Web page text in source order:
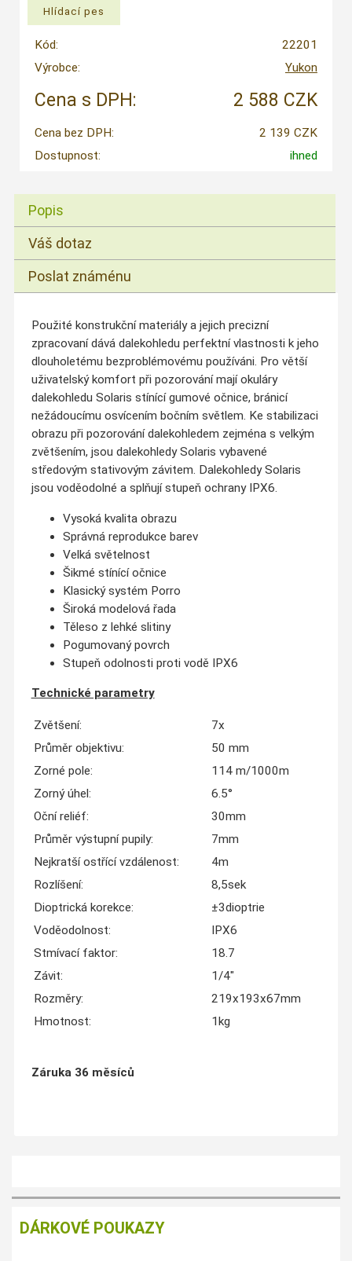
Kód:
22201
Výrobce:
Yukon
Cena s DPH: 2 588 CZK
Cena bez DPH:
2 139 CZK
Dostupnost:
ihned
Popis
Váš dotaz
Poslat známénu
Použité konstrukční materiály a jejich precizní
zpracovaní dává dalekohledu perfektní vlastnosti k jeho
dlouholetému bezproblémovému používáni. Pro větší
uživatelský komfort při pozorování mají okuláry
dalekohledu Solaris stínící gumové očnice, bránicí
nežádoucímu osvícením bočním světlem. Ke stabilizaci
obrazu při pozorování dalekohledem zejména s velkým
zvětšením, jsou dalekohledy Solaris vybavené
středovým stativovým závitem. Dalekohledy Solaris
jsou voděodolné a splňují stupeň ochrany IPX6.
Vysoká kvalita obrazu
Správná reprodukce barev
Velká světelnost
Šikmé stínící očnice
Klasický systém Porro
Široká modelová řada
Těleso z lehké slitiny
Pogumovaný povrch
Stupeň odolnosti proti vodě IPX6
Technické parametry
Zvětšení:
7x
Průměr objektivu:
50 mm
Zorné pole:
114 m/1000m
Zorný úhel:
6.5°
Oční reliéf:
30mm
Průměr výstupní pupily:
7mm
Nejkratší ostřící vzdálenost:
4m
Rozlíšení:
8,5sek
Dioptrická korekce:
±3dioptrie
Voděodolnost:
IPX6
Stmívací faktor:
18.7
Závit:
1/4"
Rozměry:
219x193x67mm
Hmotnost:
1kg
Záruka 36 měsíců
DÁRKOVÉ POUKAZY